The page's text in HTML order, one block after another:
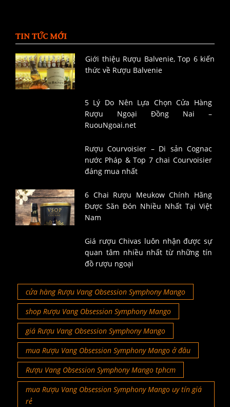
TIN TỨC MỚI
Giới thiệu Rượu Balvenie, Top 6 kiến
thức về Rượu Balvenie
5 Lý Do Nên Lựa Chọn Cửa Hàng
Rượu Ngoại Đồng Nai –
RuouNgoai.net
Rượu Courvoisier – Di sản Cognac
nước Pháp & Top 7 chai Courvoisier
đáng mua nhất
6 Chai Rượu Meukow Chính Hãng
Được Săn Đón Nhiều Nhất Tại Việt
Nam
Giá rượu Chivas luôn nhận được sự
quan tâm nhiều nhất từ những tín
đồ rượu ngoại
cửa hàng Rượu Vang Obsession Symphony Mango
shop Rượu Vang Obsession Symphony Mango
giá Rượu Vang Obsession Symphony Mango
mua Rượu Vang Obsession Symphony Mango ở đâu
Rượu Vang Obsession Symphony Mango tphcm
mua Rượu Vang Obsession Symphony Mango uy tín giá
rẻ